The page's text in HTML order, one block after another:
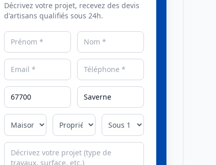
Décrivez votre projet, recevez des devis
d'artisans qualifiés sous 24h.